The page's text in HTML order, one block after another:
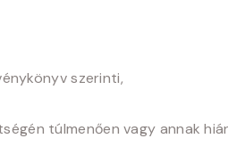
szerinti,
túlmenően vagy annak